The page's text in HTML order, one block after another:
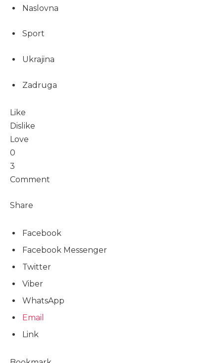
Naslovna
Sport
Ukrajina
Zadruga
Like
Dislike
Love
0
3
Comment
Share
Facebook
Facebook Messenger
Twitter
Viber
WhatsApp
Email
Link